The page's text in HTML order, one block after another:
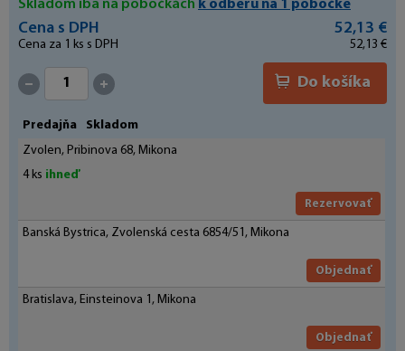
Skladom iba na pobočkách k odberu na 1 pobočke
Cena s DPH 52,13 €
Cena za 1 ks s DPH 52,13 €
Do košíka
Predajňa
Skladom
Zvolen, Pribinova 68, Mikona
4 ks ihneď
Rezervovať
Banská Bystrica, Zvolenská cesta 6854/51, Mikona
Objednať
Bratislava, Einsteinova 1, Mikona
Objednať